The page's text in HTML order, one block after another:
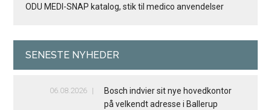
ODU MEDI-SNAP katalog, stik til medico anvendelser
SENESTE NYHEDER
06.08.2026
Bosch indvier sit nye hovedkontor
på velkendt adresse i Ballerup